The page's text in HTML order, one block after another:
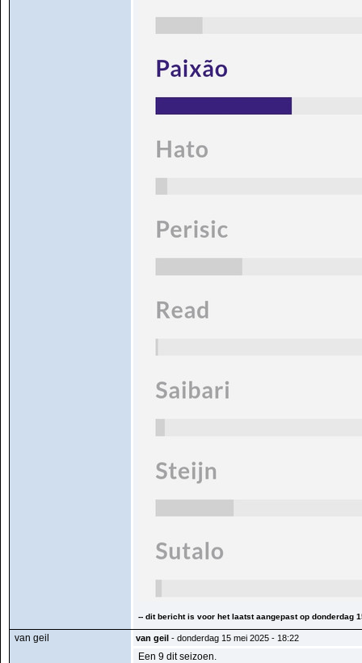
-- dit bericht is voor het laatst aangepast op donderdag
van geil van geil - donderdag 15 mei 2025 - 18:22
Een 9 dit seizoen.